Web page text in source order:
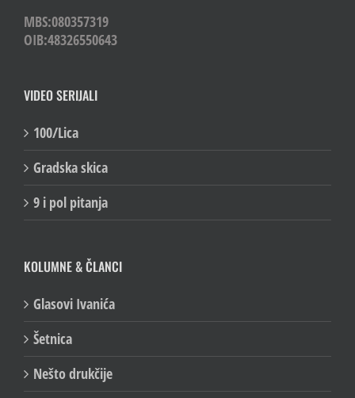
MBS:080357319
OIB:48326550643
VIDEO SERIJALI
100/Lica
Gradska skica
9 i pol pitanja
KOLUMNE & ČLANCI
Glasovi Ivanića
Šetnica
Nešto drukčije